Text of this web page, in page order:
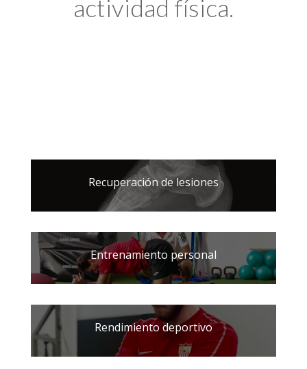
actividad física.
Recuperación de lesiones
Entrenamiento personal
Rendimiento deportivo